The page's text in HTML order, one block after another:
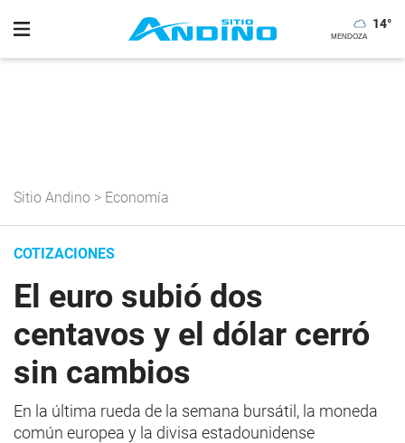
14°
Sitio Andino > Economía
COTIZACIONES
El euro subió dos
centavos y el dólar cerró
sin cambios
En la última rueda de la semana bursátil, la moneda
común europea y la divisa estadounidense